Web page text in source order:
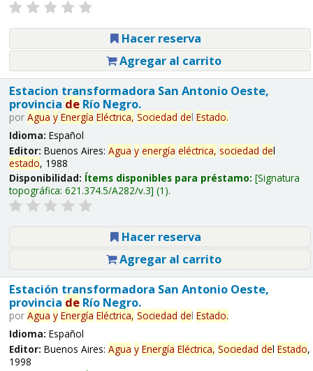
Hacer reserva
Agregar al carrito
Estacion transformadora San Antonio Oeste,
provincia deRío Negro.
por Agua y Energía Eléctrica, Sociedad del Estado.
Idioma: Español
Editor: Buenos Aires: Agua y energía eléctrica, sociedad del
estado, 1988
Disponibilidad: Ítems disponibles para préstamo: Signatura
topográfica: 621.374.5/A282/v.3 (1).
Hacer reserva
Agregar al carrito
Estación transformadora San Antonio Oeste,
provincia deRío Negro.
por Agua y Energía Eléctrica, Sociedad del Estado.
Idioma: Español
Editor: Buenos Aires: Agua y Energía Eléctrica, Sociedad del Estado,
1998